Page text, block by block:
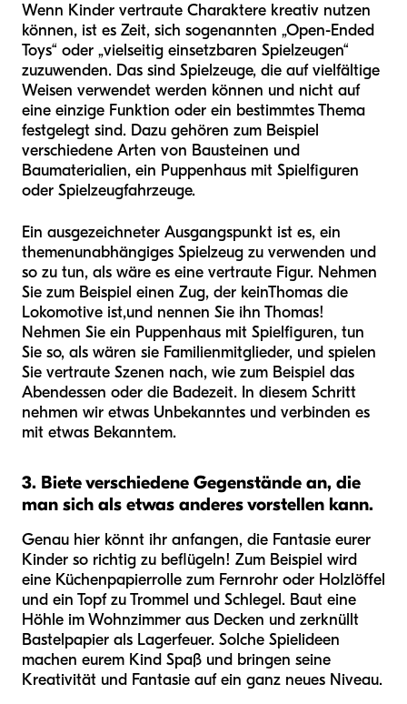
Wenn Kinder vertraute Charaktere kreativ nutzen
können, ist es Zeit, sich sogenannten „Open-Ended
Toys“ oder „vielseitig einsetzbaren Spielzeugen“
zuzuwenden. Das sind Spielzeuge, die auf vielfältige
Weisen verwendet werden können und nicht auf
eine einzige Funktion oder ein bestimmtes Thema
festgelegt sind. Dazu gehören zum Beispiel
verschiedene Arten von Bausteinen und
Baumaterialien, ein Puppenhaus mit Spielfiguren
oder Spielzeugfahrzeuge.
Ein ausgezeichneter Ausgangspunkt ist es, ein
themenunabhängiges Spielzeug zu verwenden und
so zu tun, als wäre es eine vertraute Figur. Nehmen
Sie zum Beispiel einen Zug, der keinThomas die
Lokomotive ist,und nennen Sie ihn Thomas!
Nehmen Sie ein Puppenhaus mit Spielfiguren, tun
Sie so, als wären sie Familienmitglieder, und spielen
Sie vertraute Szenen nach, wie zum Beispiel das
Abendessen oder die Badezeit. In diesem Schritt
nehmen wir etwas Unbekanntes und verbinden es
mit etwas Bekanntem.
3. Biete verschiedene Gegenstände an, die
man sich als etwas anderes vorstellen kann.
Genau hier könnt ihr anfangen, die Fantasie eurer
Kinder so richtig zu beflügeln! Zum Beispiel wird
eine Küchenpapierrolle zum Fernrohr oder Holzlöffel
und ein Topf zu Trommel und Schlegel. Baut eine
Höhle im Wohnzimmer aus Decken und zerknüllt
Bastelpapier als Lagerfeuer. Solche Spielideen
machen eurem Kind Spaß und bringen seine
Kreativität und Fantasie auf ein ganz neues Niveau.